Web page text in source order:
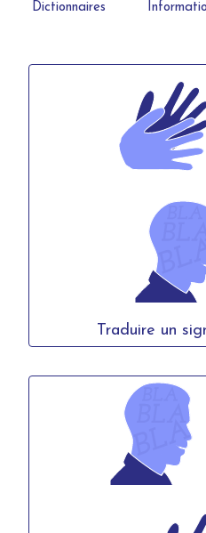
Dictionnaires
Traduire un